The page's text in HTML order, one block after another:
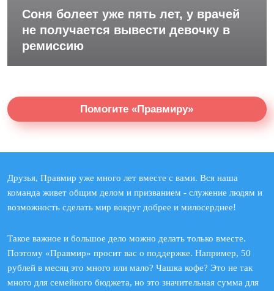
Соня болеет уже пять лет, у врачей
не получается вывести девочку в
ремиссию
Помогите «Правмиру»
Друзья, Правмир уже много лет вместе с вами. Вся наша
команда живет общим делом и призванием - служение людям и
возможность сделать мир вокруг добрее и милосерднее!
Такое важное и большое дело можно делать только вместе.
Поэтому «Правмир» просит вас о поддержке. Например, 50
рублей в месяц это много или мало? Чашка кофе? Это не так
много для семейного бюджета, но это значительная сумма для